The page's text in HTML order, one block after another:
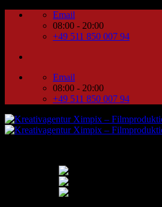
Zum
Email
08:00 - 20:00
+49 511 850 007 94
Email
08:00 - 20:00
+49 511 850 007 94